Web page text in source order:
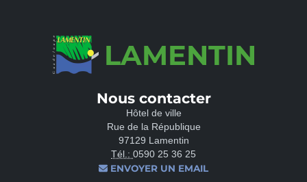
LAMENTIN
Nous contacter
Hôtel de ville
Rue de la République
97129 Lamentin
Tél.: 0590 25 36 25
ENVOYER UN EMAIL